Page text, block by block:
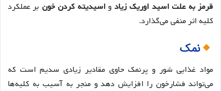
قرمز به علت اسید اوریک زیاد واسیدیته کردن خون بر عملکرد
کلیه اثر منفی می‌گذارد.
نمک
مواد غذایی شور و پرنمک حاوی مقادیر زیادی سدیم است که
می‌تواند فشارخون را افزایش دهد و منجر به آسیب به کلیه‌ها